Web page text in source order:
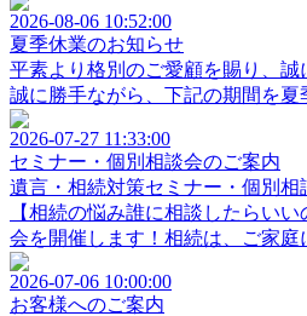
2026-08-06 10:52:00
夏季休業のお知らせ
平素より格別のご愛顧を賜り、誠
誠に勝手ながら、下記の期間を夏
2026-07-27 11:33:00
セミナー・個別相談会のご案内
遺言・相続対策セミナー・個別相
【相続の悩み誰に相談したらい
会を開催します！相続は、ご家庭
2026-07-06 10:00:00
お客様へのご案内